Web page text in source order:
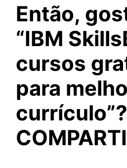
Então,
“IBM
cursos
para
currículo”?